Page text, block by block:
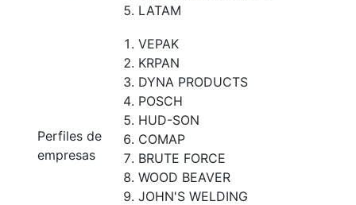
LATAM
Perfiles de
empresas
VEPAK
KRPAN
DYNA PRODUCTS
POSCH
HUD-SON
COMAP
BRUTE FORCE
WOOD BEAVER
JOHN'S WELDING